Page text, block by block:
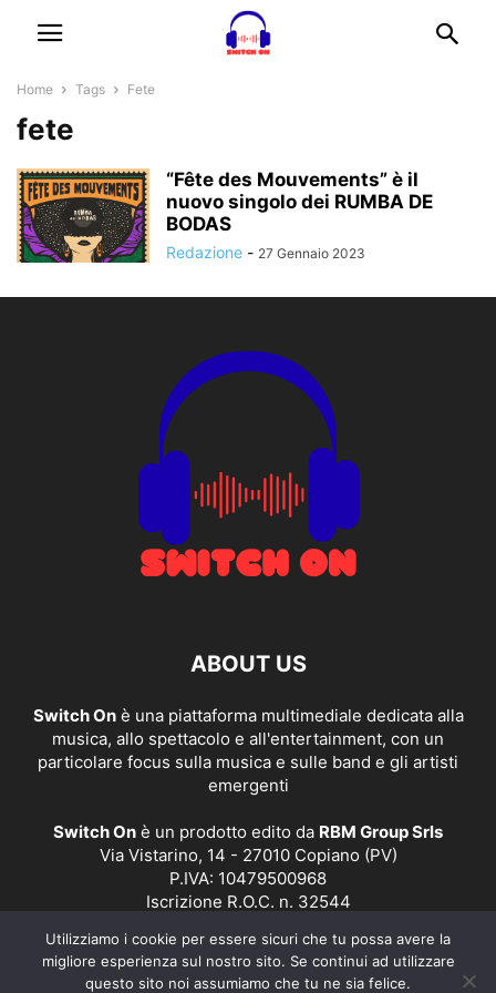
Home Tags Fete
fete
“Fête des Mouvements” è il
nuovo singolo dei RUMBA DE
BODAS
Redazione - 27 Gennaio 2023
ABOUT US
Switch Onè una piattaforma multimediale dedicata alla
musica, allo spettacolo e all'entertainment, con un
particolare focus sulla musica e sulle band e gli artisti
emergenti
Switch On è un prodotto edito da RBM Group Srls
Via Vistarino, 14 - 27010 Copiano (PV)
P.IVA: 10479500968
Iscrizione R.O.C. n. 32544
Contact us: redazione@switchonmusic.it
Utilizziamo i cookie per essere sicuri che tu possa avere la
migliore esperienza sul nostro sito. Se continui ad utilizzare
questo sito noi assumiamo che tu ne sia felice.